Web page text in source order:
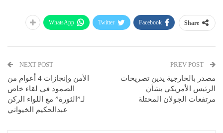
Share
Facebook
Twitter
WhatsApp
مصدر بالخارجية يدين تصريحات
الرئيس الأمريكي بشأن
مرتفعات الجولان المحتلة
NEXT POST
الأمن وإنجازات 4 أعوام من
الصمود في لقاء خاص
لـ”الثورة” مع اللواء الركن
عبدالحكيم الخيواني